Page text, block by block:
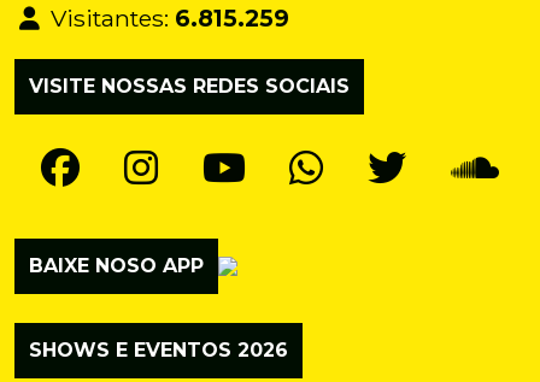
Visitantes: 6.815.259
VISITE NOSSAS REDES SOCIAIS
BAIXE NOSO APP
SHOWS E EVENTOS 2026